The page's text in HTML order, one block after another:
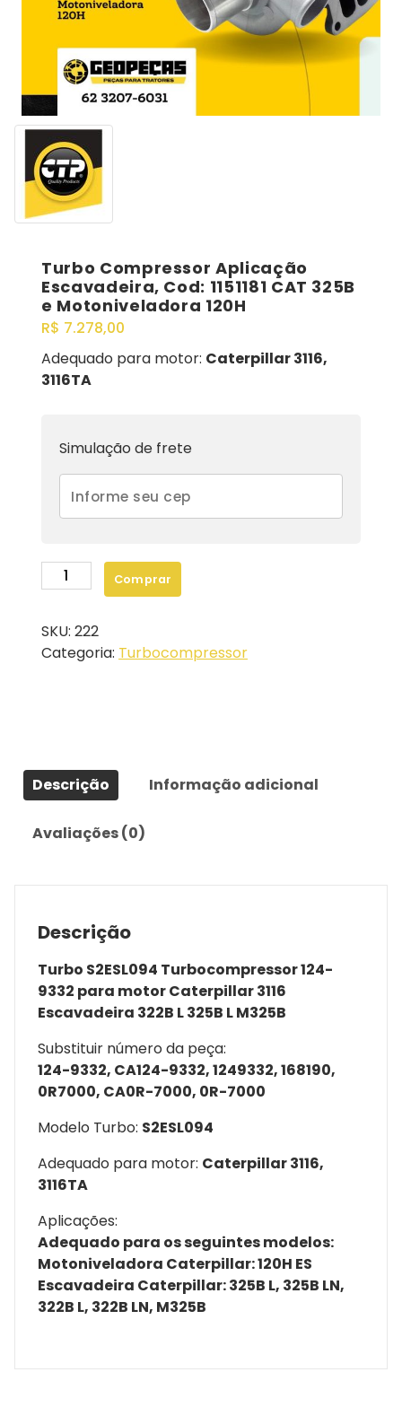
Turbo Compressor Aplicação
Escavadeira, Cod: 1151181 CAT 325B
e Motoniveladora 120H
R$ 7.278,00
Adequado para motor: Caterpillar 3116,
3116TA
Simulação de frete
Turbo
Compressor
Escavadeira,
Cod:
Motoniveladora
120H
Comprar
SKU: 222
Categoria: Turbocompressor
Descrição Informação adicional
Avaliações (0)
Descrição
Turbo S2ESL094 Turbocompressor 124-
9332 para motor Caterpillar 3116
Escavadeira 322B L 325B L M325B
Substituir número da peça:
124-9332, CA124-9332, 1249332, 168190,
0R7000, CA0R-7000, 0R-7000
Modelo Turbo: S2ESL094
Adequado para motor: Caterpillar 3116,
3116TA
Aplicações:
Adequado para os seguintes modelos:
Motoniveladora Caterpillar: 120H ES
Escavadeira Caterpillar: 325B L, 325B LN,
322B L, 322B LN, M325B